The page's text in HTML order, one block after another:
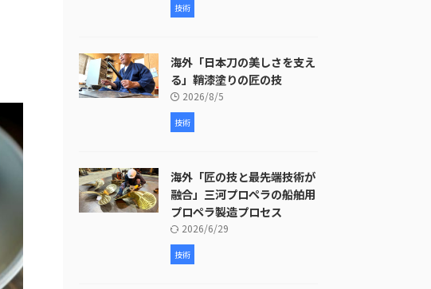
技術
海外「日本刀の美しさを支え
る」鞘漆塗りの匠の技
2026/8/5
技術
海外「匠の技と最先端技術が
融合」三河プロペラの船舶用
プロペラ製造プロセス
2026/6/29
技術